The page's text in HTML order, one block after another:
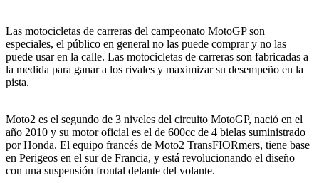
Las motocicletas de carreras del campeonato MotoGP son
especiales, el público en general no las puede comprar y no las
puede usar en la calle. Las motocicletas de carreras son fabricadas a
la medida para ganar a los rivales y maximizar su desempeño en la
pista.
Moto2 es el segundo de 3 niveles del circuito MotoGP, nació en el
año 2010 y su motor oficial es el de 600cc de 4 bielas suministrado
por Honda. El equipo francés de Moto2 TransFIORmers, tiene base
en Perigeos en el sur de Francia, y está revolucionando el diseño
con una suspensión frontal delante del volante.